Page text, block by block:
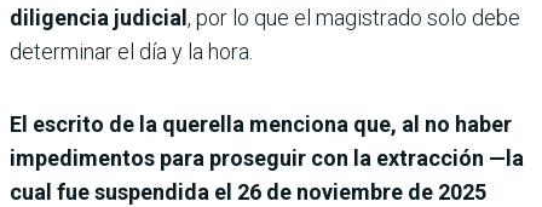
diligencia judicial , por lo que el magistrado solo debe
determinar el día y la hora.
El escrito de la querella menciona que, al no haber
impedimentos para proseguir con la extracción —la
cual fue suspendida el 26 de noviembre de 2025